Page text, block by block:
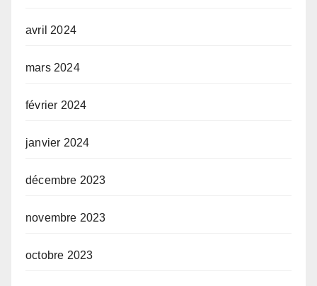
avril 2024
mars 2024
février 2024
janvier 2024
décembre 2023
novembre 2023
octobre 2023